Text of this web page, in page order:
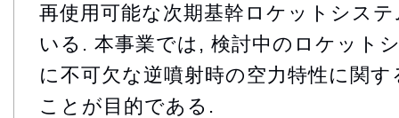
再使用可能な次期基幹ロケットシス
いる. 本事業では, 検討中のロケット
に不可欠な逆噴射時の空力特性に関
ことが目的である.